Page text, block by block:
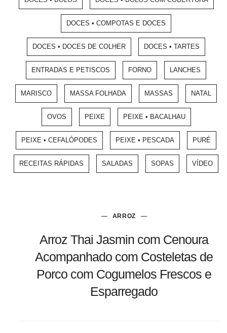
DOCES • COMPOTAS E DOCES
DOCES • DOCES DE COLHER DOCES • TARTES
ENTRADAS E PETISCOS FORNO LANCHES
MARISCO MASSA FOLHADA MASSAS NATAL
OVOS PEIXE PEIXE • BACALHAU
PEIXE • CEFALÓPODES PEIXE • PESCADA PURÉ
RECEITAS RÁPIDAS SALADAS SOPAS VÍDEO
ARROZ
Arroz Thai Jasmin com Cenoura
Acompanhado com Costeletas de
Porco com Cogumelos Frescos e
Esparregado